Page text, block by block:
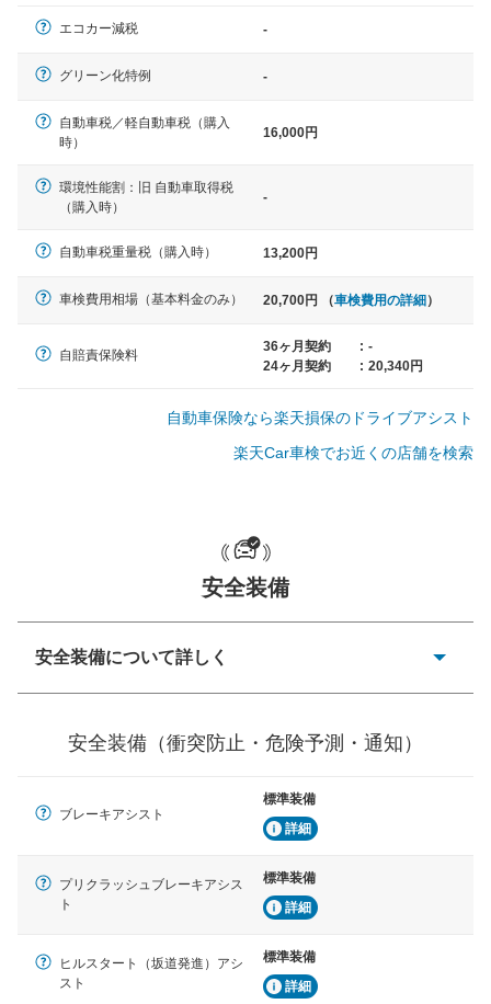
クラウン、アルファード、フォレ
スター、ハイエースワゴン、デリ
エコカー減税 -
グリーン化特例 -
自動車税／軽自動車税（購入
時）
16,000円
環境性能割：旧 自動車取得税
（購入時）
-
自動車税重量税（購入時） 13,200円
車検費用相場（基本料金のみ） 20,700円 （車検費用の詳細）
自賠責保険料
36ヶ月契約 : -
24ヶ月契約
: 20,340円
自動車保険なら楽天損保のドライブアシスト
楽天Car車検でお近くの店舗を検索
安全装備
安全装備について詳しく
ーキアシスト、ABSなどが装備されています。
見えにくい場所に潜む危険を予測・通知するためのシス
テムなどが装備されています。
車線のはみだしやふらつきを防止するためにレーンキー
プアシストなどが装備されています
車間距離制御
安全な車間距離を保ちながら前車を追従するアダプティ
ブ・クルーズ・コントロールなどが装備されています。
安全装備（衝突防止・危険予測・通知）
ブレーキアシスト
標準装備
詳細
プリクラッシュブレーキアシス
ト
標準装備
詳細
ヒルスタート（坂道発進）アシ
スト
標準装備
詳細